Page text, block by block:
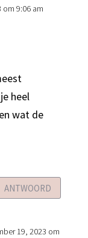
9:06 am
heel
wat de
ANTWOORD
19, 2023 om